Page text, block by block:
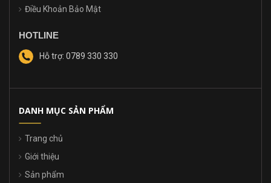
Điều Khoản Bảo Mật
HOTLINE
Hỗ trợ: 0789 330 330
DANH MỤC SẢN PHẨM
Trang chủ
Giới thiệu
Sản phẩm